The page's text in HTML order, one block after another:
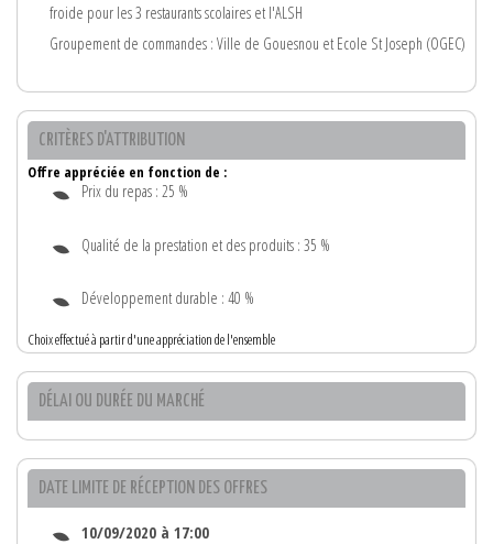
froide pour les 3 restaurants scolaires et l'ALSH
Groupement de commandes : Ville de Gouesnou et Ecole St Joseph (OGEC)
CRITÈRES D'ATTRIBUTION
Offre appréciée en fonction de :
Prix du repas : 25 %
Qualité de la prestation et des produits : 35 %
Développement durable : 40 %
Choix effectué à partir d'une appréciation de l'ensemble
DÉLAI OU DURÉE DU MARCHÉ
DATE LIMITE DE RÉCEPTION DES OFFRES
10/09/2020 à 17:00